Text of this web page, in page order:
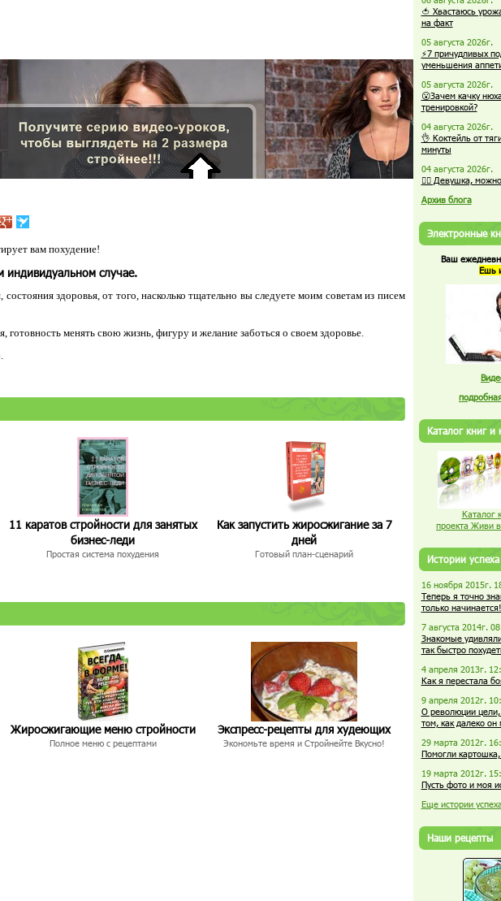
вам похудение!
индивидуальном случае.
здоровья, от того, насколько тщательно вы следуете моим советам из писем
готовность менять свою жизнь, фигуру и желание заботься о своем здоровье.
11 каратов стройности для занятых
бизнес-леди
Простая система похудения
Как запустить жиросжигание за 7
дней
Готовый план-сценарий
Жиросжигающие меню стройности
Полное меню с рецептами
Экспресс-рецепты для худеющих
Экономьте время и Стройнейте Вкусно!
🍅 Хвастаюсь
на факт
05 августа 2026г.
⚡7 причудливых
уменьшения
05 августа 2026г.
😮Зачем качку
тренировкой?
04 августа 2026г.
👌 Коктейль от
минуты
04 августа 2026г.
🏋️‍♀️ Девушка,
Архив блога
Электронные
Ваш
Ешь
Каталог книг и
Каталог
проекта Живи
Истории успеха
16 ноября 2015г.
Теперь я точно
только начинается!
7 августа 2014г.
Знакомые
так быстро
4 апреля 2013г.
Как я перестала
9 апреля 2012г.
О революции
том, как далеко он
29 марта 2012г.
Помогли
19 марта 2012г.
Пусть фото и моя
Еще истории успеха
Наши рецепты